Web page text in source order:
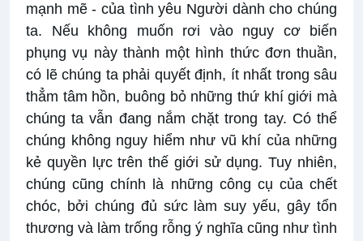
mạnh mẽ - của tình yêu Người dành cho chúng
ta. Nếu không muốn rơi vào nguy cơ biến
phụng vụ này thành một hình thức đơn thuần,
có lẽ chúng ta phải quyết định, ít nhất trong sâu
thẳm tâm hồn, buông bỏ những thứ khí giới mà
chúng ta vẫn đang nắm chặt trong tay. Có thể
chúng không nguy hiểm như vũ khí của những
kẻ quyền lực trên thế giới sử dụng. Tuy nhiên,
chúng cũng chính là những công cụ của chết
chóc, bởi chúng đủ sức làm suy yếu, gây tổn
thương và làm trống rỗng ý nghĩa cũng như tình